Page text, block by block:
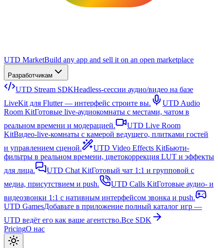
UTD MarketBuild any app and sell it on an open marketplace
Разработчикам
UTD Stream SDKHeadless-сессии аудио/видео на базе
LiveKit для Flutter — интерфейс строите вы.
UTD Audio
Room KitГотовые live-аудиокомнаты с местами, чатом в
реальном времени и модерацией.
UTD Live Room
KitВидео-live-комнаты с камерой ведущего, плитками гостей
и управлением сценой.
UTD Video Effects KitБьюти-
фильтры в реальном времени, цветокоррекция LUT и эффекты
для лица.
UTD Chat KitГотовый чат 1:1 и групповой с
медиа, присутствием и push.
UTD Calls KitГотовые аудио- и
видеозвонки 1:1 с нативным интерфейсом звонка и push.
UTD GamesДобавьте в приложение полный каталог игр —
UTD ведёт его как ваше агентство.Все SDK
PricingО нас